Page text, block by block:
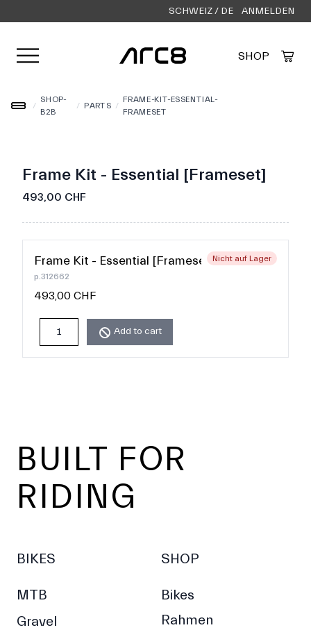
SCHWEIZ / DE ANMELDEN
Menü öffnen SHOP
/
SHOP-
B2B
/ PARTS /
FRAME-KIT-ESSENTIAL-
FRAMESET
Frame Kit - Essential [Frameset]
493,00 CHF
Frame Kit - Essential [Frameset]
p.312662
Nicht auf Lager
493,00 CHF
Add to cart
BUILT FOR
RIDING
BIKES
MTB
Gravel
SHOP
Bikes
Rahmen